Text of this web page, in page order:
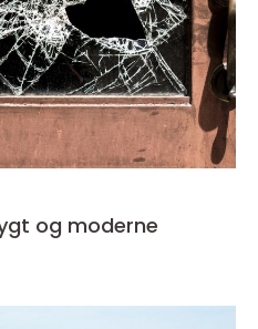
og moderne